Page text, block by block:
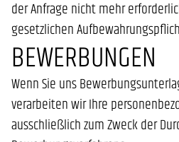
der Anfrage nicht mehr
gesetzlichen
BEWERBUNGEN
Wenn Sie uns
verarbeiten wir Ihre
ausschließlich zum Zweck der